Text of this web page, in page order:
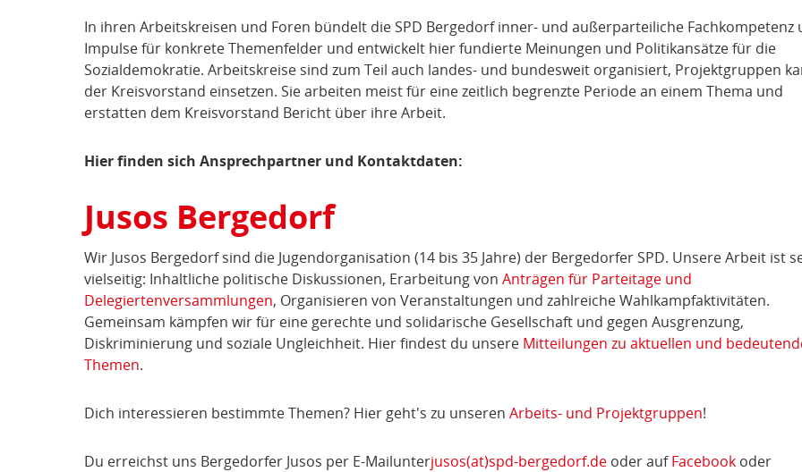
In ihren Arbeitskreisen und Foren bündelt die SPD Bergedorf inner- und außerparteiliche Fachkompetenz
Impulse für konkrete Themenfelder und entwickelt hier fundierte Meinungen und Politikansätze für die
Sozialdemokratie. Arbeitskreise sind zum Teil auch landes- und bundesweit organisiert, Projektgruppen
der Kreisvorstand einsetzen. Sie arbeiten meist für eine zeitlich begrenzte Periode an einem Thema und
erstatten dem Kreisvorstand Bericht über ihre Arbeit.
Hier finden sich Ansprechpartner und Kontaktdaten:
Jusos Bergedorf
Wir Jusos Bergedorf sind die Jugendorganisation (14 bis 35 Jahre) der Bergedorfer SPD. Unsere Arbeit ist
vielseitig: Inhaltliche politische Diskussionen, Erarbeitung von Anträgen für Parteitage und
Delegiertenversammlungen, Organisieren von Veranstaltungen und zahlreiche Wahlkampfaktivitäten.
Gemeinsam kämpfen wir für eine gerechte und solidarische Gesellschaft und gegen Ausgrenzung,
Diskriminierung und soziale Ungleichheit. Hier findest du unsere Mitteilungen zu aktuellen und
Themen.
Dich interessieren bestimmte Themen? Hier geht's zu unseren Arbeits- und Projektgruppen!
Du erreichst uns Bergedorfer Jusos per E-Mailunterjusos(at)spd-bergedorf.de oder aufFacebook oder